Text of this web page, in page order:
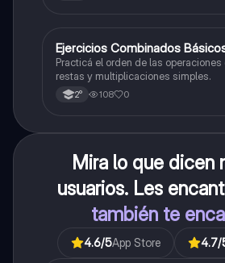
EMatemáticas
Ejercicios Combinados
Practicá el orden de las operaciones
restas y multiplicaciones simples.
2° 108 0
Mira lo que dicen
usuarios. Les
también te
4.6/5App Store 4.7/